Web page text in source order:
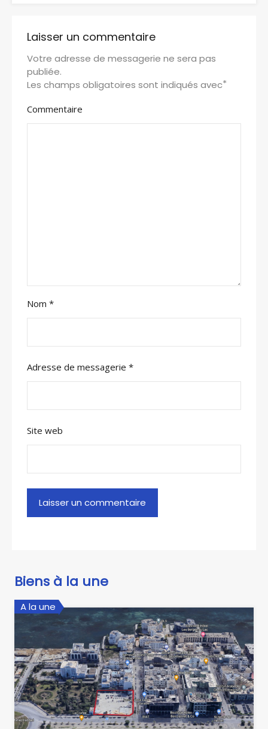
Laisser un commentaire
Votre adresse de messagerie ne sera pas
publiée.
Les champs obligatoires sont indiqués avec*
Commentaire
Nom *
Adresse de messagerie *
Site web
Biens à la une
A la une